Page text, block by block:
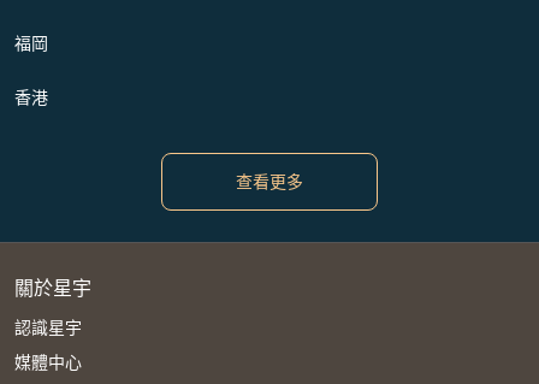
福岡
香港
查看更多
關於星宇
認識星宇
媒體中心